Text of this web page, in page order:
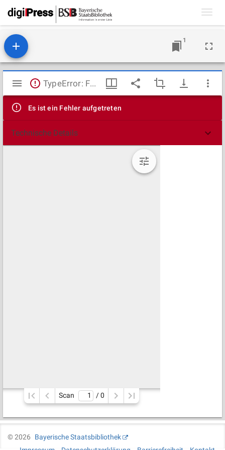
1
Mirador
Viewer
TypeError: Failed to fetch
Es ist ein Fehler aufgetreten
Technische Details
Scan / 0
©2026
Bayerische Staatsbibliothek